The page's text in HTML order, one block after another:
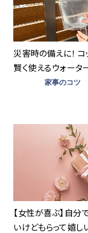
災害時の備えに！ コ
賢く使えるウォータ
家事のコツ
【女性が喜ぶ】自分
いけどもらって嬉し